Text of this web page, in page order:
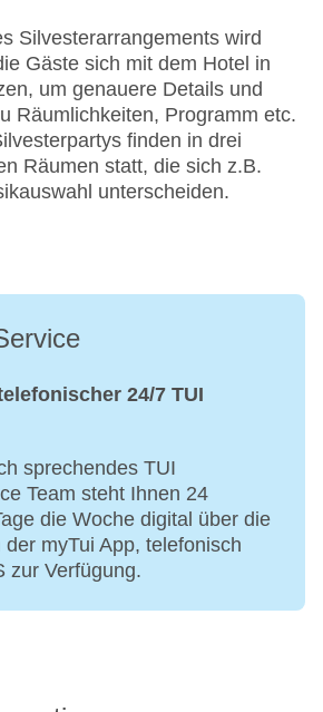
Silvesterarrangements wird
Gäste sich mit dem Hotel in
um genauere Details und
Räumlichkeiten, Programm etc.
finden in drei
Räumen statt, die sich z.B.
unterscheiden.
24/7 TUI
sprechendes TUI
Team steht Ihnen 24
die Woche digital über die
der myTui App, telefonisch
zur Verfügung.